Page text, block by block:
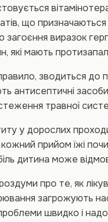
що
загоєння виразок
які мають
зводиться до
антисептичні
травної
у дорослих
прийом їжі
дитина може
про те, як
загрожують
швидко і